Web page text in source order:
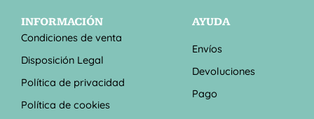
INFORMACIÓN
Condiciones de venta
Disposición Legal
Política de privacidad
Política de cookies
AYUDA
Envíos
Devoluciones
Pago